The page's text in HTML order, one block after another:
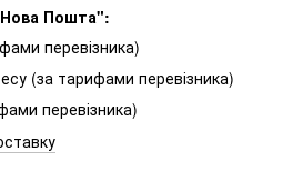
Пошта":
перевізника)
(за тарифами перевізника)
перевізника)